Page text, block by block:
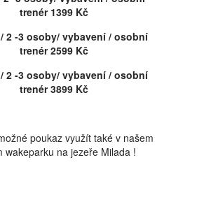
trenér 1399 Kč
2 -3 osoby/ vybavení / osobní
trenér 2599 Kč
2 -3 osoby/ vybavení / osobní
trenér 3899 Kč
poukaz využít také v našem
wakeparku na jezeře Milada !